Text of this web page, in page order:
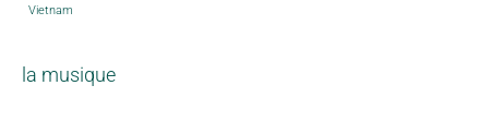
Vietnam
la musique